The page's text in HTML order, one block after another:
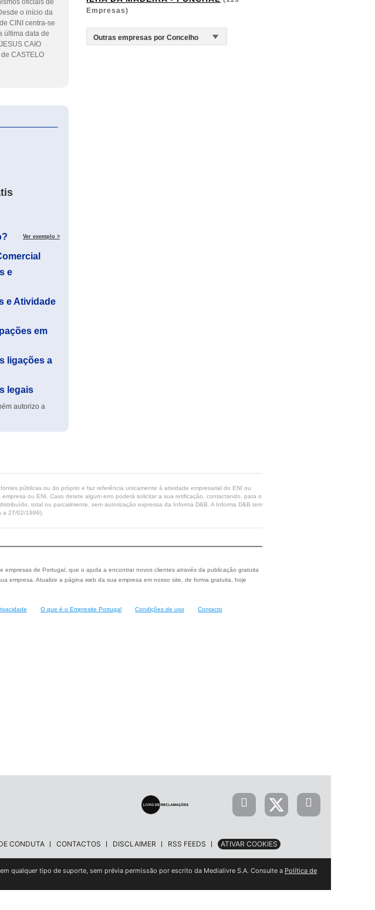
oficiais de
o início da
CINI centra-se
última data de
CAIO
CASTELO
Ver exemplo >
e
e Atividade
em
ligações a
legais
autorizo a
Empresas)
públicas ou do próprio e faz referência unicamente à atividade empresarial do ENI ou
ou ENI. Caso detete algum erro poderá solicitar a sua retificação, contactando, para o
total ou parcialmente, sem autorização expressa da Informa D&B. A Informa D&B tem
a 27/02/1996).
empresas de Portugal, que o ajuda a encontrar novos clientes através da publicação gratuita
empresa. Atualize a página web da sua empresa em nosso site, de forma gratuita, hoje
O que é o Empresite Portugal Condições de uso Contacto